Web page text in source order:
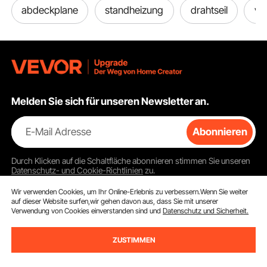
abdeckplane standheizung drahtseil
Melden Sie sich für unseren Newsletter an.
E-Mail Adresse Abonnieren
Durch Klicken auf die Schaltflächeabonnieren stimmen Sie unseren
Datenschutz- und Cookie-Richtlinien zu.
Kontaktieren Sie uns
Wir verwenden Cookies, um Ihr Online-Erlebnis zu verbessern.Wenn Sie weiter
auf dieser Website surfen,wir gehen davon aus, dass Sie mit unserer
Verwendung von Cookies einverstanden sind undDatenschutz und Sicherheit.
ZUSTIMMEN